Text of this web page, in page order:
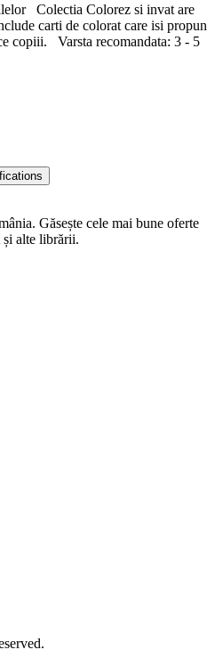
Colectia Colorez si invat are
carti de colorat care isi propun
copiii. Varsta recomandata: 3 - 5
Găsește cele mai bune oferte
alte librării.